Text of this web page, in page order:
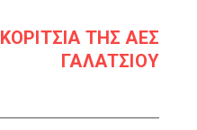
ΤΗΣ ΑΕΣ
ΓΑΛΑΤΣΙΟΥ